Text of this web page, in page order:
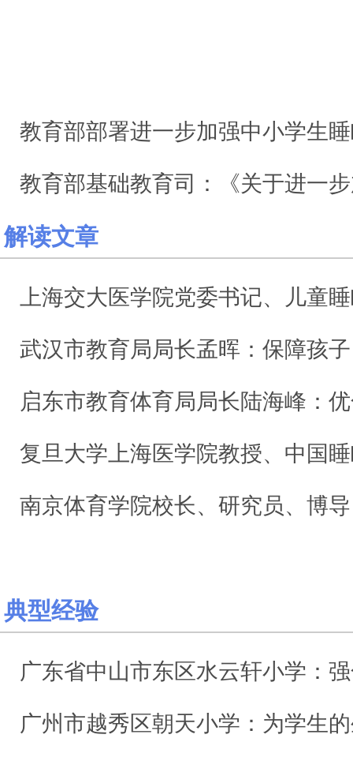
教育部部署进一步加强中小学生
教育部基础教育司：《关于进一步加强中小学生睡眠管
解读文章
上海交大医学院党委书记、儿童睡眠障碍诊治中心主任、中国医师协会睡眠医学专委会儿童睡眠学
武汉市教育局局长孟晖：保障孩子良好睡眠，
启东市教育体育局局长陆海峰：优化思维，精准发力，
复旦大学上海医学院教授、中国睡眠研究会理事长黄志力：充足睡眠让青少
南京体育学院校长、研究员、博导，全国中小学体育教学指导委员会副主任委员杨国庆：科学运
典型经验
广东省中山市东区水云轩小学：强化健康意
广州市越秀区朝天小学：为学生的生